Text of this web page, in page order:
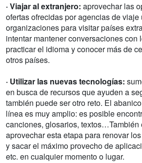
· Viajar al extranjero: aprovechar las
ofertas ofrecidas por agencias de viaje
organizaciones para visitar países
intentar mantener conversaciones con
practicar el idioma y conocer más de
otros países.
· Utilizar las nuevas tecnologías:
en busca de recursos que ayuden a
también puede ser otro reto. El
línea es muy amplio: es posible
canciones, glosarios, textos…También
aprovechar esta etapa para renovar
y sacar el máximo provecho de
etc. en cualquier momento o lugar.